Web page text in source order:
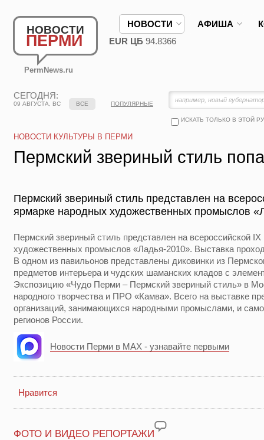
НОВОСТИ
ПЕРМИ
PermNews.ru
НОВОСТИ АФИША
EUR ЦБ 94.8366
СЕГОДНЯ:
09 АВГУСТА, ВС
ИСКАТЬ ТОЛЬКО В ЭТОЙ
ВСЕ ПОПУЛЯРНЫЕ
НОВОСТИ КУЛЬТУРЫ В ПЕРМИ
Пермский звериный стиль
Пермский звериный стиль представлен на
ярмарке народных художественных промыслов
Пермский звериный стиль представлен на всероссийской
художественных промыслов «Ладья-2010». Выставка
В одном из павильонов представлены диковинки из
предметов интерьера и чудских шаманских кладов с
Экспозицию «Чудо Перми – Пермский звериный стиль» в
народного творчества и ПРО «Камва». Всего на выставке
организаций, занимающихся народными промыслами, и
регионов России.
Новости Перми в MAX - узнавайте первыми
Нравится
ФОТО И ВИДЕО РЕПОРТАЖИ